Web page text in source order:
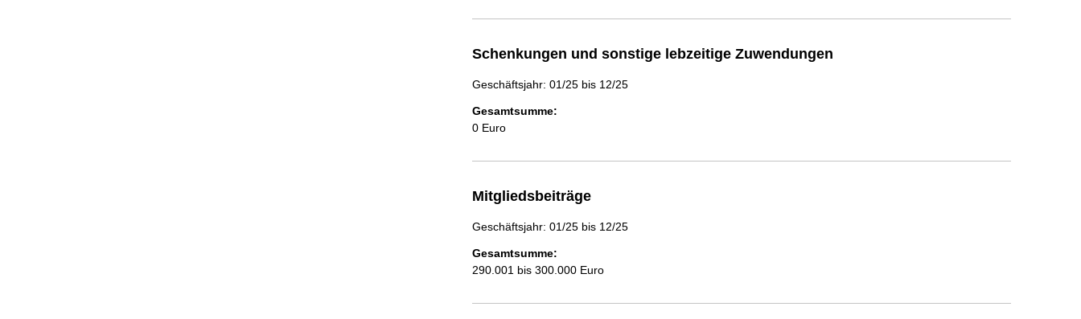
Schenkungen und sonstige lebzeitige Zuwendungen
Geschäftsjahr: 01/25 bis 12/25
Gesamtsumme:
0 Euro
Mitgliedsbeiträge
Geschäftsjahr: 01/25 bis 12/25
Gesamtsumme:
290.001 bis 300.000 Euro